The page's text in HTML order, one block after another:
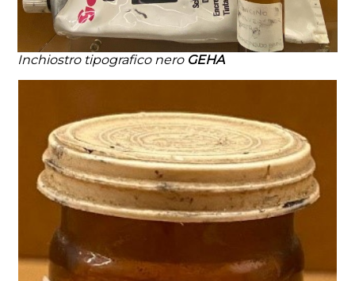
Inchiostro tipografico nero GEHA